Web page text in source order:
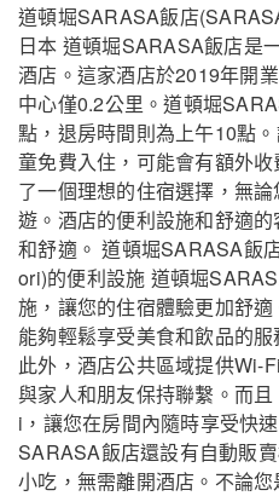
道頓堀SARASA飯店
日本 道頓堀SARASA飯店是
酒店。這家酒店於2019年開
中心僅0.2公里。道頓堀
點，退房時間則為上午10點
童免費入住，可能會有額外
了一個理想的住宿選擇，無
遊。酒店的便利設施和舒適
和舒適。 道頓堀SARASA飯
ori)的便利設施 道頓堀
施，讓您的住宿體驗更加舒
能夠輕鬆享受美食和飲品的
此外，酒店公共區域提供Wi-
與家人和朋友保持聯繫。而
i，讓您在房間內隨時享受快
SARASA飯店還設有自動販
小吃，無需離開酒店。不論